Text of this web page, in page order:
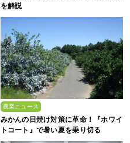
を解説
農業ニュース
みかんの日焼け対策に革命！『ホワイ
トコート』で暑い夏を乗り切る